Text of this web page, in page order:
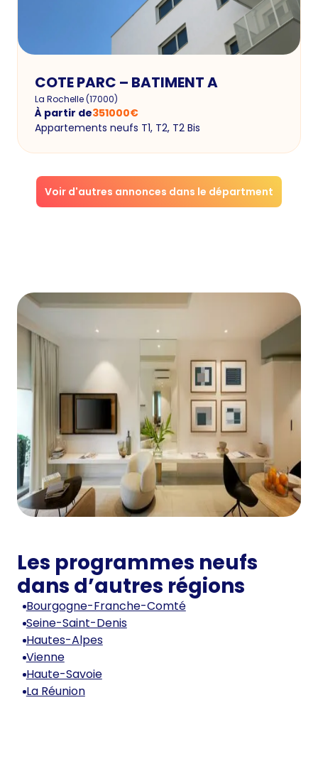
COTE PARC – BATIMENT A
La Rochelle(17000)
À partir de351000€
Appartements neufs T1, T2, T2 Bis
Voir d'autres annonces dans le départment
Les programmes neufs
dans d’autres régions
Bourgogne-Franche-Comté
Seine-Saint-Denis
Hautes-Alpes
Vienne
Haute-Savoie
La Réunion